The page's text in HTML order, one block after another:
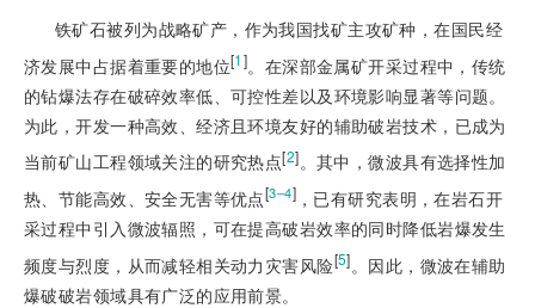
铁矿石被列为战略矿产，作为我国找矿主攻矿种，在国民经
济发展中占据着重要的地位[1]。在深部金属矿开采过程中，传统
的钻爆法存在破碎效率低、可控性差以及环境影响显著等问题。
为此，开发一种高效、经济且环境友好的辅助破岩技术，已成为
当前矿山工程领域关注的研究热点[2]。其中，微波具有选择性加
热、节能高效、安全无害等优点[3‒4] ，已有研究表明，在岩石开
采过程中引入微波辐照，可在提高破岩效率的同时降低岩爆发生
频度与烈度，从而减轻相关动力灾害风险[5]。因此，微波在辅助
爆破破岩领域具有广泛的应用前景。